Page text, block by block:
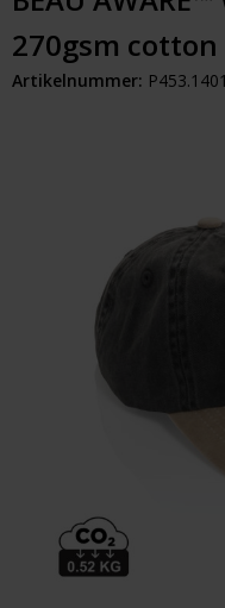
Tassen & Reizen
Sleutelhangers &
Huis & Lifestyle
Auto & Veiligheid
Gezondheid &
Paraplu's
Cadeaubonnen
Kerst
Alle merken
270gsm
Artikelnummer: P453.1401